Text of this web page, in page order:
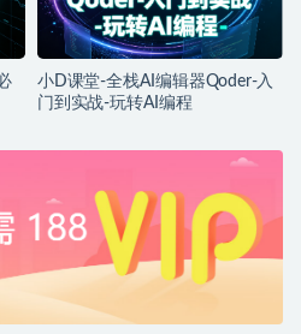
小D课堂-全栈AI编辑器Qoder-入
门到实战-玩转AI编程